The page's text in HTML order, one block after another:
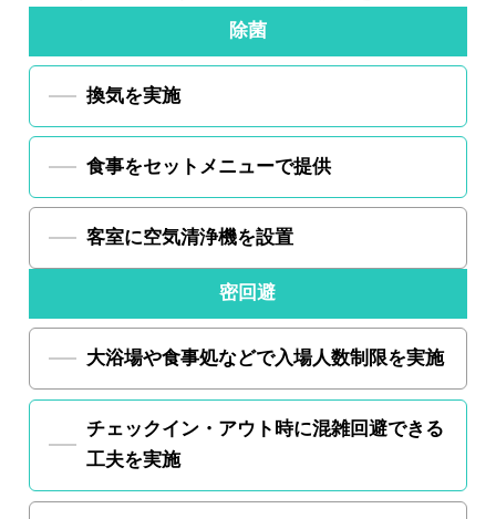
除菌
換気を実施
食事をセットメニューで提供
客室に空気清浄機を設置
密回避
大浴場や食事処などで入場人数制限を実施
チェックイン・アウト時に混雑回避できる
工夫を実施